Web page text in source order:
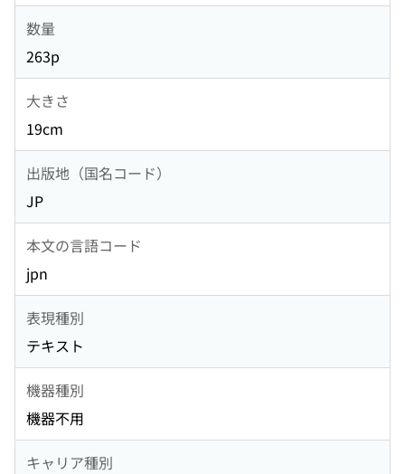
数量
263p
大きさ
19cm
出版地（国名コード）
JP
本文の言語コード
jpn
表現種別
テキスト
機器種別
機器不用
キャリア種別